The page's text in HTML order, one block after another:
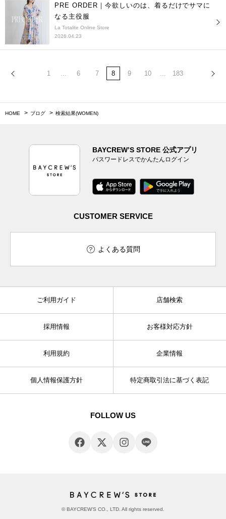
PRE ORDER｜今欲しいのは、着るだけでサマに
なる主役服
La Totalite Online Store
2026.04.23
1 ... 6 7 8 9 10 ... 183
HOME ブログ 検索結果(WOMEN)
BAYCREW’S STORE 公式アプリ
パスワードレスでかんたんログイン
CUSTOMER SERVICE
よくある質問
ご利用ガイド 店舗検索
採用情報 お客様対応方針
利用規約 企業情報
個人情報保護方針 特定商取引法に基づく表記
FOLLOW US
© BAYCREW’S CO., LTD. All rights reserved.